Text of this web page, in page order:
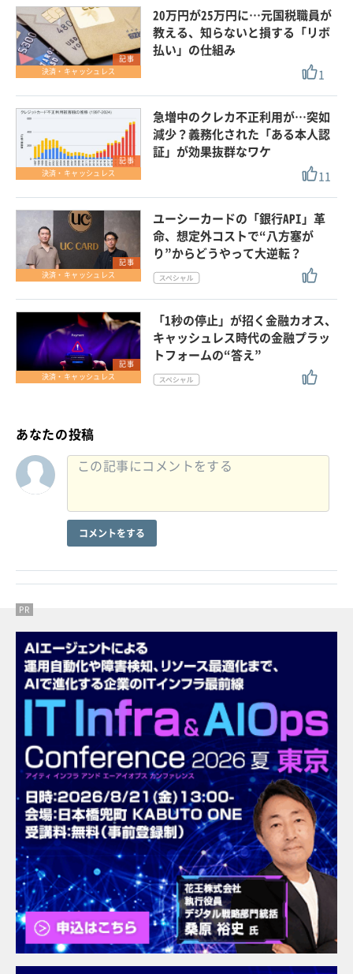
記事
決済・キャッシュレス
20万円が25万円に…元国税職員が
教える、知らないと損する「リボ
払い」の仕組み
1
記事
決済・キャッシュレス
急増中のクレカ不正利用が…突如
減少？義務化された「ある本人認
証」が効果抜群なワケ
11
記事
決済・キャッシュレス
ユーシーカードの「銀行API」革
命、想定外コストで“八方塞が
り”からどうやって大逆転？
記事
決済・キャッシュレス
「1秒の停止」が招く金融カオス、
キャッシュレス時代の金融プラッ
トフォームの“答え”
あなたの投稿
コメントをする
PR
PR
PR